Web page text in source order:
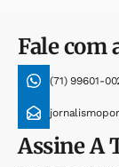
Fale com
(71) 99601-
AssineA